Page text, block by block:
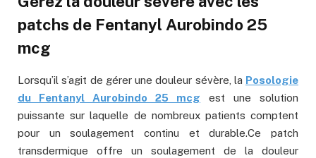
patchs de Fentanyl Aurobindo 25
mcg
Lorsqu’il s’agit de gérer une douleur sévère, la Posologie
du Fentanyl Aurobindo 25 mcg est une solution
puissante sur laquelle de nombreux patients comptent
pour un soulagement continu et durable.Ce patch
transdermique offre un soulagement de la douleur